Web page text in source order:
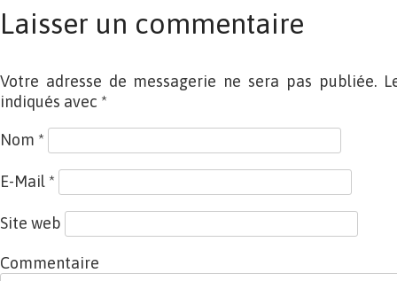
Laisser un commentaire
Votre adresse de messagerie ne sera pas publiée.
indiqués avec *
Nom *
E-Mail *
Site web
Commentaire